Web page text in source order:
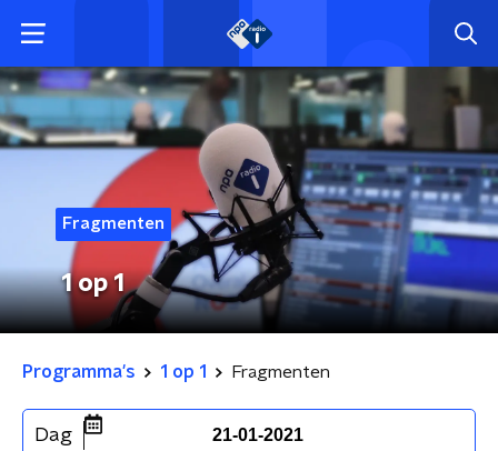
Fragmenten
1 op 1
Programma's 1 op 1 Fragmenten
Dag 21-01-2021